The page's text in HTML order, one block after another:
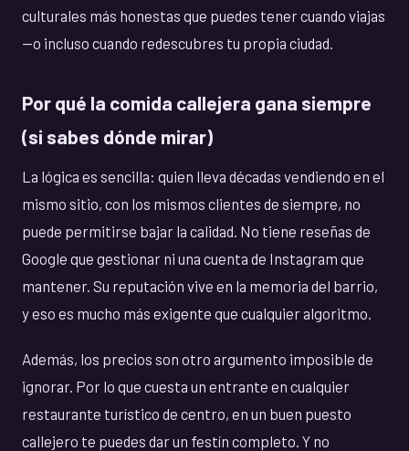
culturales más honestas que puedes tener cuando viajas
—o incluso cuando redescubres tu propia ciudad.
Por qué la comida callejera gana siempre
(si sabes dónde mirar)
La lógica es sencilla: quien lleva décadas vendiendo en el
mismo sitio, con los mismos clientes de siempre, no
puede permitirse bajar la calidad. No tiene reseñas de
Google que gestionar ni una cuenta de Instagram que
mantener. Su reputación vive en la memoria del barrio,
y eso es mucho más exigente que cualquier algoritmo.
Además, los precios son otro argumento imposible de
ignorar. Por lo que cuesta un entrante en cualquier
restaurante turístico de centro, en un buen puesto
callejero te puedes dar un festín completo. Y no